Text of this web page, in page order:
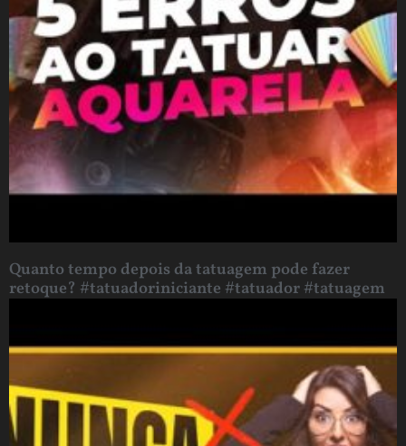
Quanto tempo depois da tatuagem pode fazer
retoque? #tatuadoriniciante #tatuador #tatuagem